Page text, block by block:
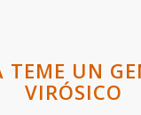
TEME UN
VIRÓSICO